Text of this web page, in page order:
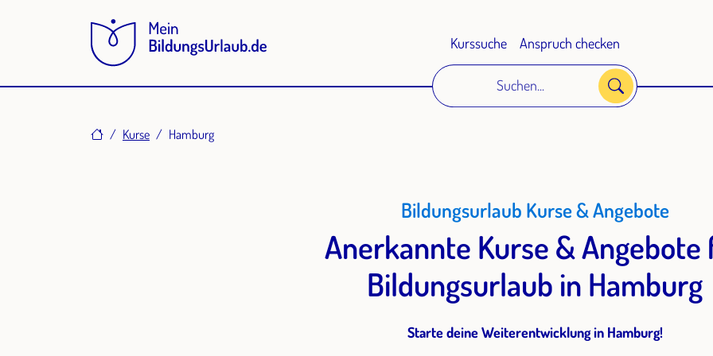
Kurssuche Anspruch checken
Suchen...
HomeKurse Hamburg
Bildungsurlaub Kurse & Angebote
Anerkannte Kurse & Angebote
Bildungsurlaub in Hamburg
Starte deine Weiterentwicklung in Hamburg!